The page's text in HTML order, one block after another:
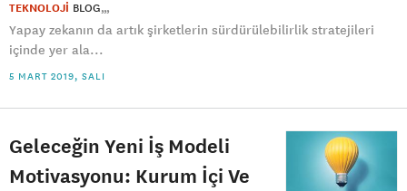
TEKNOLOJİ BLOG
Yapay zekanın da artık şirketlerin sürdürülebilirlik stratejileri
içinde yer ala...
5 MART 2019, SALI
Geleceğin Yeni İş Modeli
Motivasyonu: Kurum İçi Ve